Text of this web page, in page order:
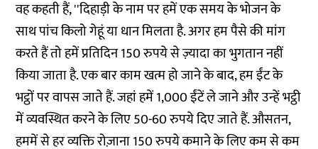
वह कहती हैं, ''दिहाड़ी के नाम पर हमें एक समय के भोजन के
साथ पांच किलो गेहूं या धान मिलता है. अगर हम पैसे की मांग
करते हैं तो हमें प्रतिदिन 150 रुपये से ज़्यादा का भुगतान नहीं
किया जाता है. एक बार काम खत्म हो जाने के बाद, हम ईंट के
भट्ठों पर वापस जाते हैं. जहां हमें 1,000 ईंटें ले जाने और उन्हें भट्ठी
में व्यवस्थित करने के लिए 50-60 रुपये दिए जाते हैं. औसतन,
हममें से हर व्यक्ति रोज़ाना 150 रुपये कमाने के लिए कम से कम